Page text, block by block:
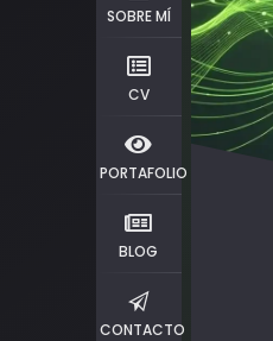
SOBRE MÍ
CV
PORTAFOLIO
BLOG
CONTACTO